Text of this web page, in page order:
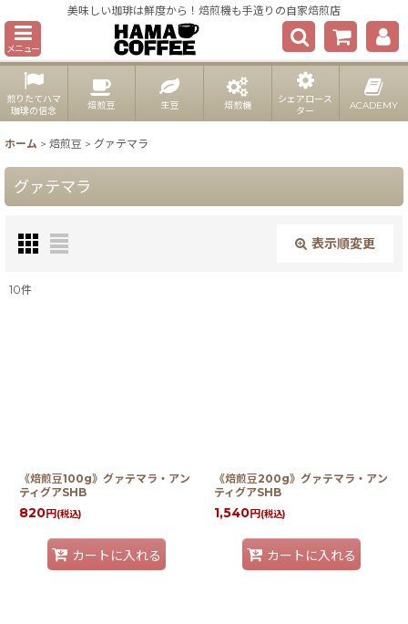
美味しい珈琲は鮮度から！焙煎機も手造りの自家焙煎店
メニュー
煎りたてハマ
珈琲の信念
焙煎豆 生豆 焙煎機
シェアロース
ター
ACADEMY
ホーム > 焙煎豆 > グァテマラ
グァテマラ
表示順変更
10件
《焙煎豆100g》グァテマラ・アン
ティグアSHB
820円 (税込)
カートに入れる
《焙煎豆200g》グァテマラ・アン
ティグアSHB
1,540円 (税込)
カートに入れる